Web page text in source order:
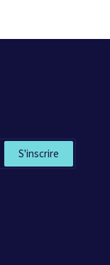
S'inscrire